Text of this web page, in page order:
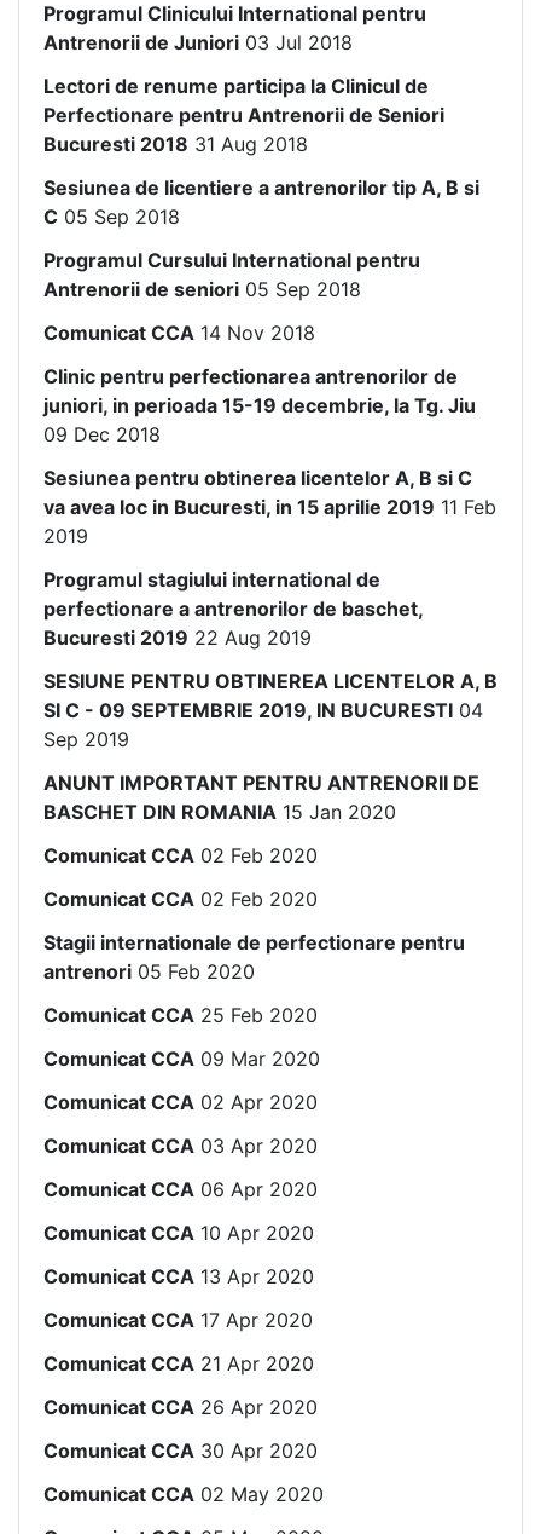
Programul Clinicului International pentru
Antrenorii de Juniori 03 Jul 2018
Lectori de renume participa la Clinicul de
Perfectionare pentru Antrenorii de Seniori
Bucuresti 2018 31 Aug 2018
Sesiunea de licentiere a antrenorilor tip A, B si
C 05 Sep 2018
Programul Cursului International pentru
Antrenorii de seniori 05 Sep 2018
Comunicat CCA 14 Nov 2018
Clinic pentru perfectionarea antrenorilor de
juniori, in perioada 15-19 decembrie, la Tg. Jiu
09 Dec 2018
Sesiunea pentru obtinerea licentelor A, B si C
va avea loc in Bucuresti, in 15 aprilie 2019 11 Feb
2019
Programul stagiului international de
perfectionare a antrenorilor de baschet,
Bucuresti 2019 22 Aug 2019
SESIUNE PENTRU OBTINEREA LICENTELOR A, B
SI C - 09 SEPTEMBRIE 2019, IN BUCURESTI 04
Sep 2019
ANUNT IMPORTANT PENTRU ANTRENORII DE
BASCHET DIN ROMANIA 15 Jan 2020
Comunicat CCA 02 Feb 2020
Comunicat CCA 02 Feb 2020
Stagii internationale de perfectionare pentru
antrenori 05 Feb 2020
Comunicat CCA 25 Feb 2020
Comunicat CCA 09 Mar 2020
Comunicat CCA 02 Apr 2020
Comunicat CCA 03 Apr 2020
Comunicat CCA 06 Apr 2020
Comunicat CCA 10 Apr 2020
Comunicat CCA 13 Apr 2020
Comunicat CCA 17 Apr 2020
Comunicat CCA 21 Apr 2020
Comunicat CCA 26 Apr 2020
Comunicat CCA 30 Apr 2020
Comunicat CCA 02 May 2020